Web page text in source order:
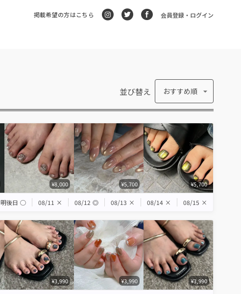
掲載希望の方はこちら 会員登録・ログイン
並び替え おすすめ順
¥8,000 ¥5,700 ¥5,700
明後日 ◯ 08/11 × 08/12 ◎ 08/13 × 08/14 × 08/15 ×
¥3,990 ¥3,990 ¥3,990